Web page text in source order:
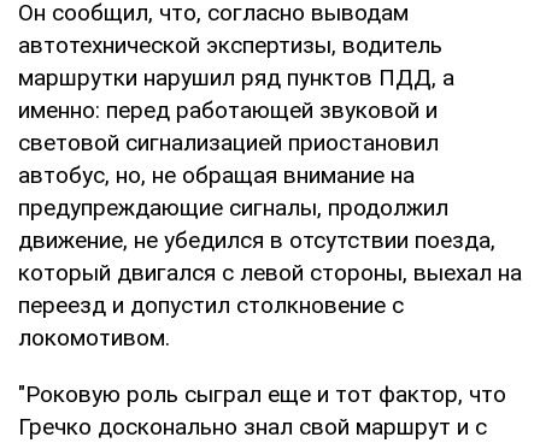
Он сообщил, что, согласно выводам
автотехнической экспертизы, водитель
маршрутки нарушил ряд пунктов ПДД, а
именно: перед работающей звуковой и
световой сигнализацией приостановил
автобус, но, не обращая внимание на
предупреждающие сигналы, продолжил
движение, не убедился в отсутствии поезда,
который двигался с левой стороны, выехал на
переезд и допустил столкновение с
локомотивом.
"Роковую роль сыграл еще и тот фактор, что
Гречко досконально знал свой маршрут и с